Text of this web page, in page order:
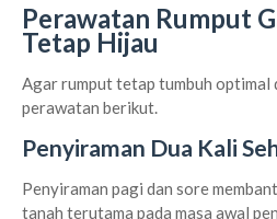
Perawatan Rumput
Tetap Hijau
Agar rumput tetap tumbuh optimal
perawatan berikut.
Penyiraman Dua Kali
Penyiraman pagi dan sore
tanah terutama pada masa awal